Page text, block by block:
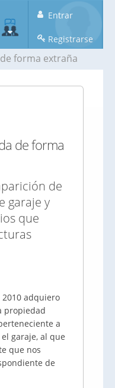
Entrar
Registrarse
forma extraña
de forma
de
garaje y
que
2010 adquiero
propiedad
a
garaje, al que
que nos
de